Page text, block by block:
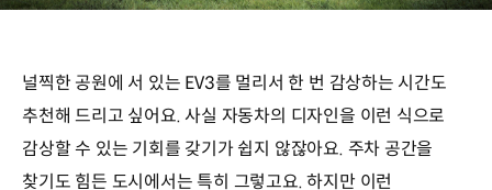
널찍한 공원에 서 있는 EV3를 멀리서 한 번 감상하는 시간도
추천해 드리고 싶어요. 사실 자동차의 디자인을 이런 식으로
감상할 수 있는 기회를 갖기가 쉽지 않잖아요. 주차 공간을
찾기도 힘든 도시에서는 특히 그렇고요. 하지만 이런